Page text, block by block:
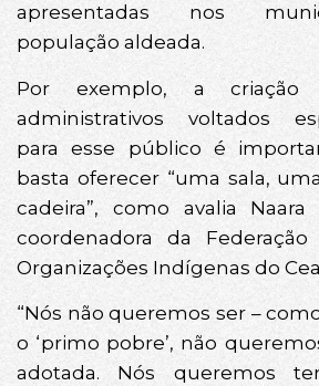
apresentadas nos
população aldeada.
Por exemplo, a criação
administrativos voltados
para esse público é
basta oferecer “uma sala,
cadeira”, como avalia Naara
coordenadora da
Organizações Indígenas do
“Nós não queremos ser –
o ‘primo pobre’, não
adotada. Nós queremos